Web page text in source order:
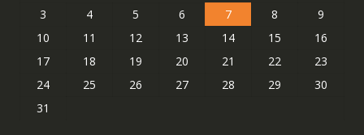
3
4 5 6 7 8
9
10
11 12 13 14 15
16
17
18 19 20 21 22
23
24
25 26 27 28 29
30
31